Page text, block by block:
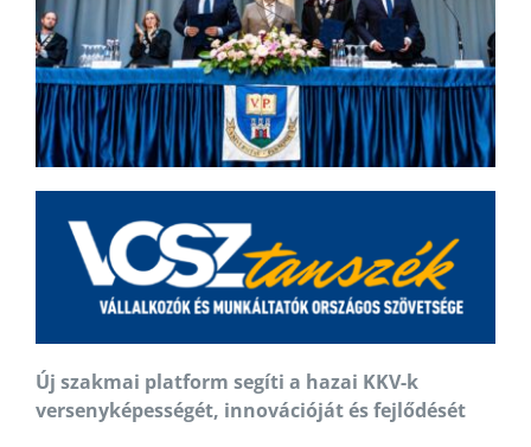
Új szakmai platform segíti a hazai KKV-k
versenyképességét, innovációját és fejlődését